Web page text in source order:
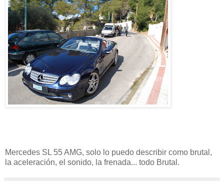
Mercedes SL 55 AMG, solo lo puedo describir como brutal,
la aceleración, el sonido, la frenada... todo Brutal.